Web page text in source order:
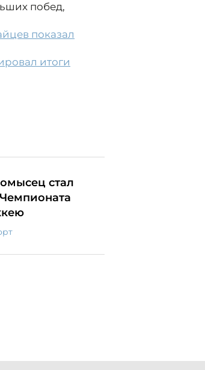
побед,
показал
итоги
стал